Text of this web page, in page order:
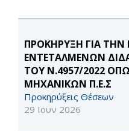
ΠΡΟΚΗΡΥΞΗ ΓΙΑ
ΕΝΤΕΤΑΛΜΕΝΩΝ
ΤΟΥ Ν.4957/2022
ΜΗΧΑΝΙΚΩΝ Π.Ε.Σ
Προκηρύξεις Θέσεων
29 Ιουν 2026